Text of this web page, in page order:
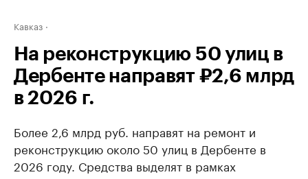
Кавказ
На реконструкцию 50 улиц в
Дербенте направят ₽2,6 млрд
в 2026 г.
Более 2,6 млрд руб. направят на ремонт и
реконструкцию около 50 улиц в Дербенте в
2026 году. Средства выделят в рамках